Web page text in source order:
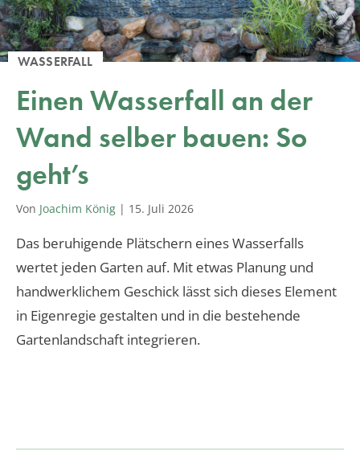
WASSERFALL
Einen Wasserfall an der
Wand selber bauen: So
geht’s
Von Joachim König | 15. Juli 2026
Das beruhigende Plätschern eines Wasserfalls
wertet jeden Garten auf. Mit etwas Planung und
handwerklichem Geschick lässt sich dieses Element
in Eigenregie gestalten und in die bestehende
Gartenlandschaft integrieren.